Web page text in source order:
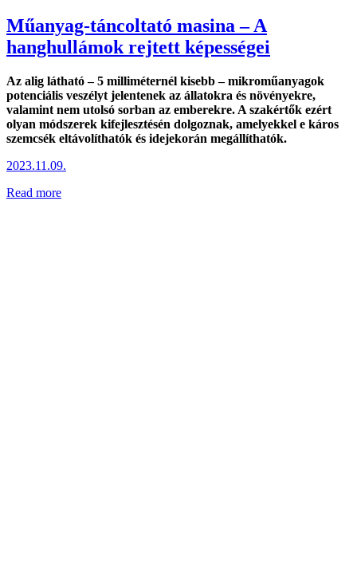
Műanyag-táncoltató masina – A
hanghullámok rejtett képességei
Az alig látható – 5 milliméternél kisebb – mikroműanyagok
potenciális veszélyt jelentenek az állatokra és növényekre,
valamint nem utolsó sorban az emberekre. A szakértők ezért
olyan módszerek kifejlesztésén dolgoznak, amelyekkel e káros
szemcsék eltávolíthatók és idejekorán megállíthatók.
2023.11.09.
Read more